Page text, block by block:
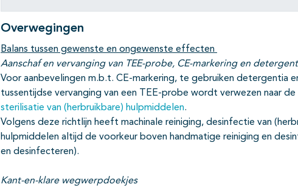
Overwegingen
Balans tussen gewenste en ongewenste effecten
Aanschaf en vervanging van TEE-probe, CE-markering en
Voor aanbevelingen m.b.t. CE-markering, te gebruiken detergentia
tussentijdse vervanging van een TEE-probe wordt verwezen naar de
sterilisatie van (herbruikbare) hulpmiddelen.
Volgens deze richtlijn heeft machinale reiniging, desinfectie van
hulpmiddelen altijd de voorkeur boven handmatige reiniging en
en desinfecteren).
Kant-en-klare wegwerpdoekjes